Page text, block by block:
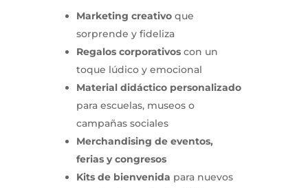
Marketing creativoque
sorprende y fideliza
Regalos corporativoscon un
toque lúdico y emocional
Material didáctico personalizado
para escuelas, museos o
campañas sociales
Merchandising de eventos,
ferias y congresos
Kits de bienvenida para nuevos